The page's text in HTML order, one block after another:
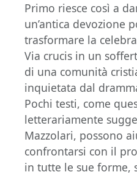
Primo riesce così a
un’antica devozione
trasformare la
Via crucis in un
di una comunità
inquietata dal
Pochi testi, come
letterariamente
Mazzolari, possono
confrontarsi con il
in tutte le sue forme,